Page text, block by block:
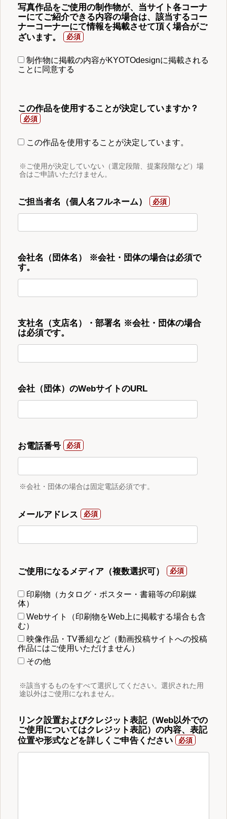
写真作品をご使用の制作物が、当サイト各コーナ
ーにてご紹介できる内容の場合は、該当するコー
ナーコーナーにて情報を掲載させて頂く場合がご
ざいます。
制作物に掲載の内容がKYOTOdesignに掲載される
ことに同意する
この作品を使用することが決定していますか？
この作品を使用することが決定しています。
※ご使用が決定していない（選定段階、提案段階など）場
合はご申請いただけません。
ご担当者名（個人名フルネーム）
会社名（団体名） ※会社・団体の場合は必須で
す。
支社名（支店名）・部署名 ※会社・団体の場合
は必須です。
会社（団体）のWebサイトのURL
お電話番号
※会社・団体の場合は固定電話必須です。
メールアドレス
ご使用になるメディア（複数選択可）
印刷物（カタログ・ポスター・書籍等の印刷媒
体）
Webサイト（印刷物をWeb上に掲載する場合も含
む）
映像作品・TV番組など（動画投稿サイトへの投稿
作品にはご使用いただけません）
その他
※該当するものをすべて選択してください。選択された用
途以外はご使用になれません。
リンク設置およびクレジット表記（Web以外での
ご使用についてはクレジット表記）の内容、表記
位置や形式などを詳しくご申告ください